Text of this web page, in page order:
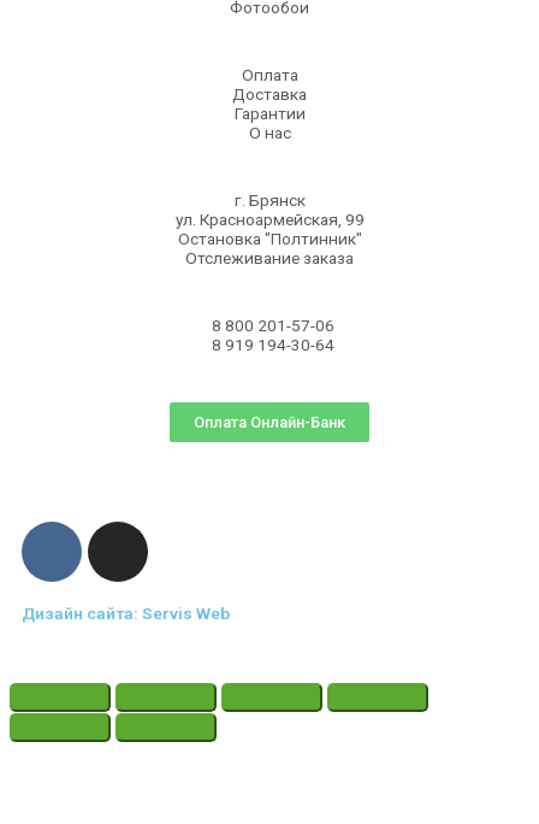
Фотообои
Оплата
Доставка
Гарантии
О нас
г. Брянск
ул. Красноармейская, 99
Остановка "Полтинник"
Отслеживание заказа
8 800 201-57-06
8 919 194-30-64
Оплата Онлайн-Банк
Дизайн сайта: Servis Web